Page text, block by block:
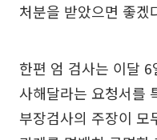
처분을 받았으면 좋
한편 엄 검사는 이달
사해달라는 요청서를
부장검사의 주장이